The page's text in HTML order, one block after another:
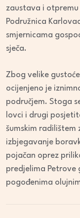
zaustava i
Podružnica
smjernicama
sječa.
Zbog velike
ocijenjeno je
područjem. Stoga
lovci i drugi
šumskim radilištem
izbjegavanje
pojačan oprez
predjelima Petrove
pogođenima